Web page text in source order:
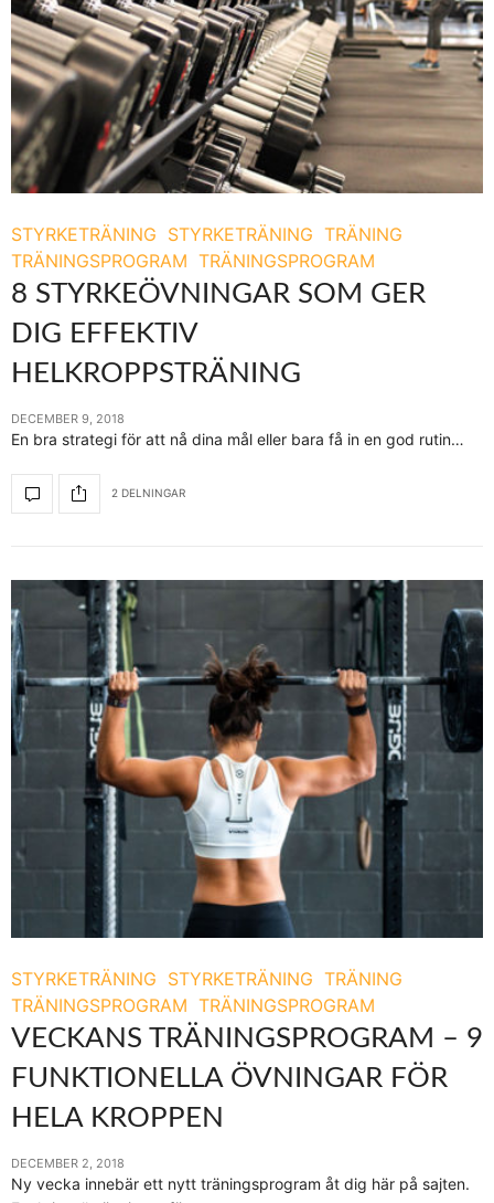
STYRKETRÄNING STYRKETRÄNING TRÄNING
TRÄNINGSPROGRAM TRÄNINGSPROGRAM
8 STYRKEÖVNINGAR SOM GER
DIG EFFEKTIV
HELKROPPSTRÄNING
DECEMBER 9, 2018
En bra strategi för att nå dina mål eller bara få in en god rutin…
2 DELNINGAR
STYRKETRÄNING STYRKETRÄNING TRÄNING
TRÄNINGSPROGRAM TRÄNINGSPROGRAM
VECKANS TRÄNINGSPROGRAM – 9
FUNKTIONELLA ÖVNINGAR FÖR
HELA KROPPEN
DECEMBER 2, 2018
Ny vecka innebär ett nytt träningsprogram åt dig här på sajten.